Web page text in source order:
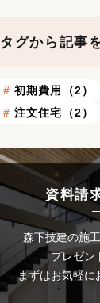
タグから記事
初期費用（2）
注文住宅（2）
資料請
森下技建の施
プレゼン
まずはお気軽に